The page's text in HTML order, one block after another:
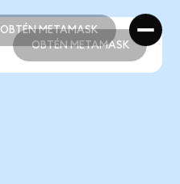
OBTÉN METAMASK
OBTÉN METAMASK
OBTÉN METAMASK